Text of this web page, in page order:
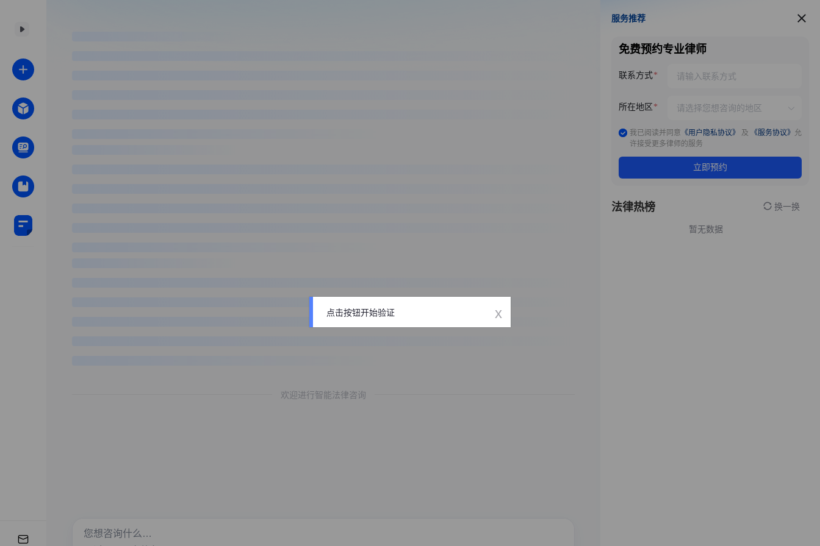
欢迎进行智能法律咨询
服务推荐
服务推荐
免费预约专业律师
联系方式
所在地区
我已阅读并同意 《用户隐私协议》 及 《服务协议》 允
许接受更多律师的服务
立即预约
法律热榜 换一换
暂无数据
点击按钮开始验证 x